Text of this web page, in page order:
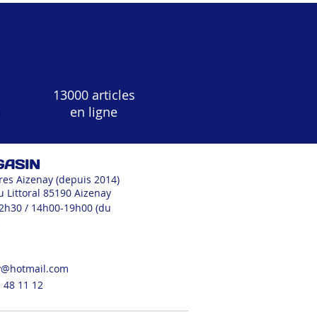
13000 articles
en ligne
Aizenay (depuis 2014)
Littoral 85190 Aizenay
/ 14h00-19h00 (du
48 11 12